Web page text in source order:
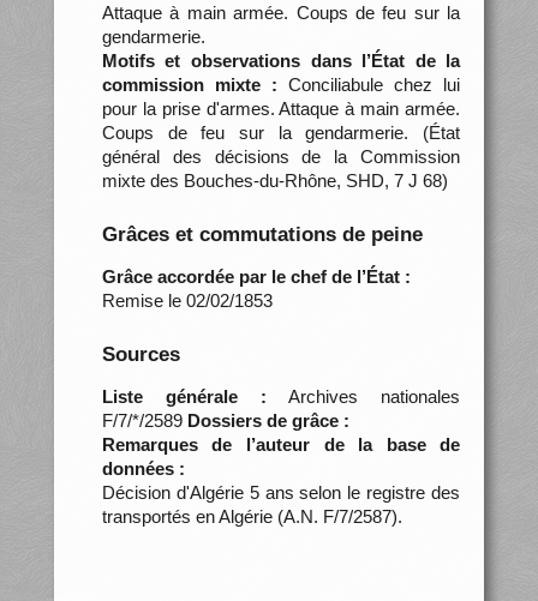
Attaque à main armée. Coups de feu sur la
gendarmerie.
Motifs et observations dans l’État de la
commission mixte : Conciliabule chez lui
pour la prise d'armes. Attaque à main armée.
Coups de feu sur la gendarmerie. (État
général des décisions de la Commission
mixte des Bouches-du-Rhône, SHD, 7 J 68)
Grâces et commutations de peine
Grâce accordée par le chef de l’État :
Remise le 02/02/1853
Sources
Liste générale : Archives nationales
F/7/*/2589 Dossiers de grâce :
Remarques de l’auteur de la base de
données :
Décision d'Algérie 5 ans selon le registre des
transportés en Algérie (A.N. F/7/2587).